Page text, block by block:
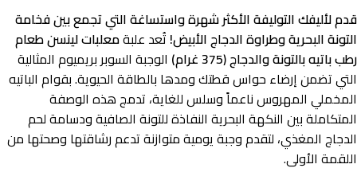
قدم لأليفك التوليفة الأكثر شهرة واستساغة التي تجمع بين فخامة
التونة البحرية وطراوة الدجاج الأبيض! تُعد علبةمعلبات لينسن طعام
رطب باتيه بالتونة والدجاج (375 غرام)
الوجبة السوبر بريميوم المثالية
التي تضمن إرضاء حواس قطتك ومدها بالطاقة الحيوية. بقوام الباتيه
المخملي المهروس ناعماً وسلس للغاية، تدمج هذه الوصفة
المتكاملة بين النكهة البحرية النفاذة للتونة الصافية ودسامة لحم
الدجاج المغذي، لتقدم وجبة يومية متوازنة تدعم رشاقتها وصحتها من
اللقمة الأولى.